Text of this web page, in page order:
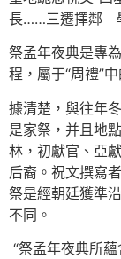
長……三遷擇鄰
祭孟年夜典是專
程，屬于“周禮”
據清楚，與往年
是家祭，并且地點
林，初獻官、亞
后裔。祝文撰寫
祭是經朝廷獲準
不同。
“祭孟年夜典所蘊